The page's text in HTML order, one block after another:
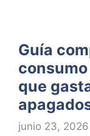
Guía
que
junio 23, 2026